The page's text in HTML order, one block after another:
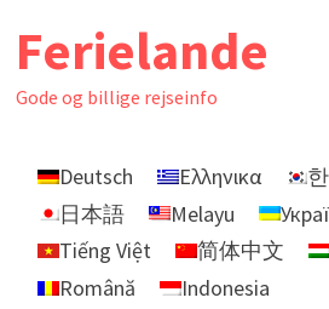
Ferielande
Gode ​​og billige rejseinfo
Deutsch Ελληνικα
日本語
Melayu
Tiếng Việt
简体中文
Română
Indonesia